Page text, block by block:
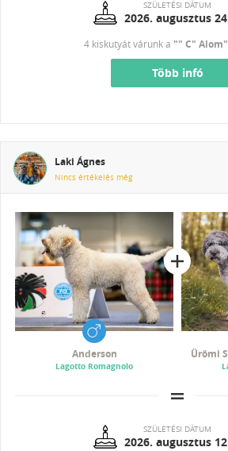
SZÜLETÉSI DÁTUM
2026. augusztus
4 kiskutyát várunk a "" C" Alom"
Több infó
Laki Ágnes
Nincs értékelés még
Anderson
Lagotto Romagnolo
Ürömi
SZÜLETÉSI DÁTUM
2026. augusztus